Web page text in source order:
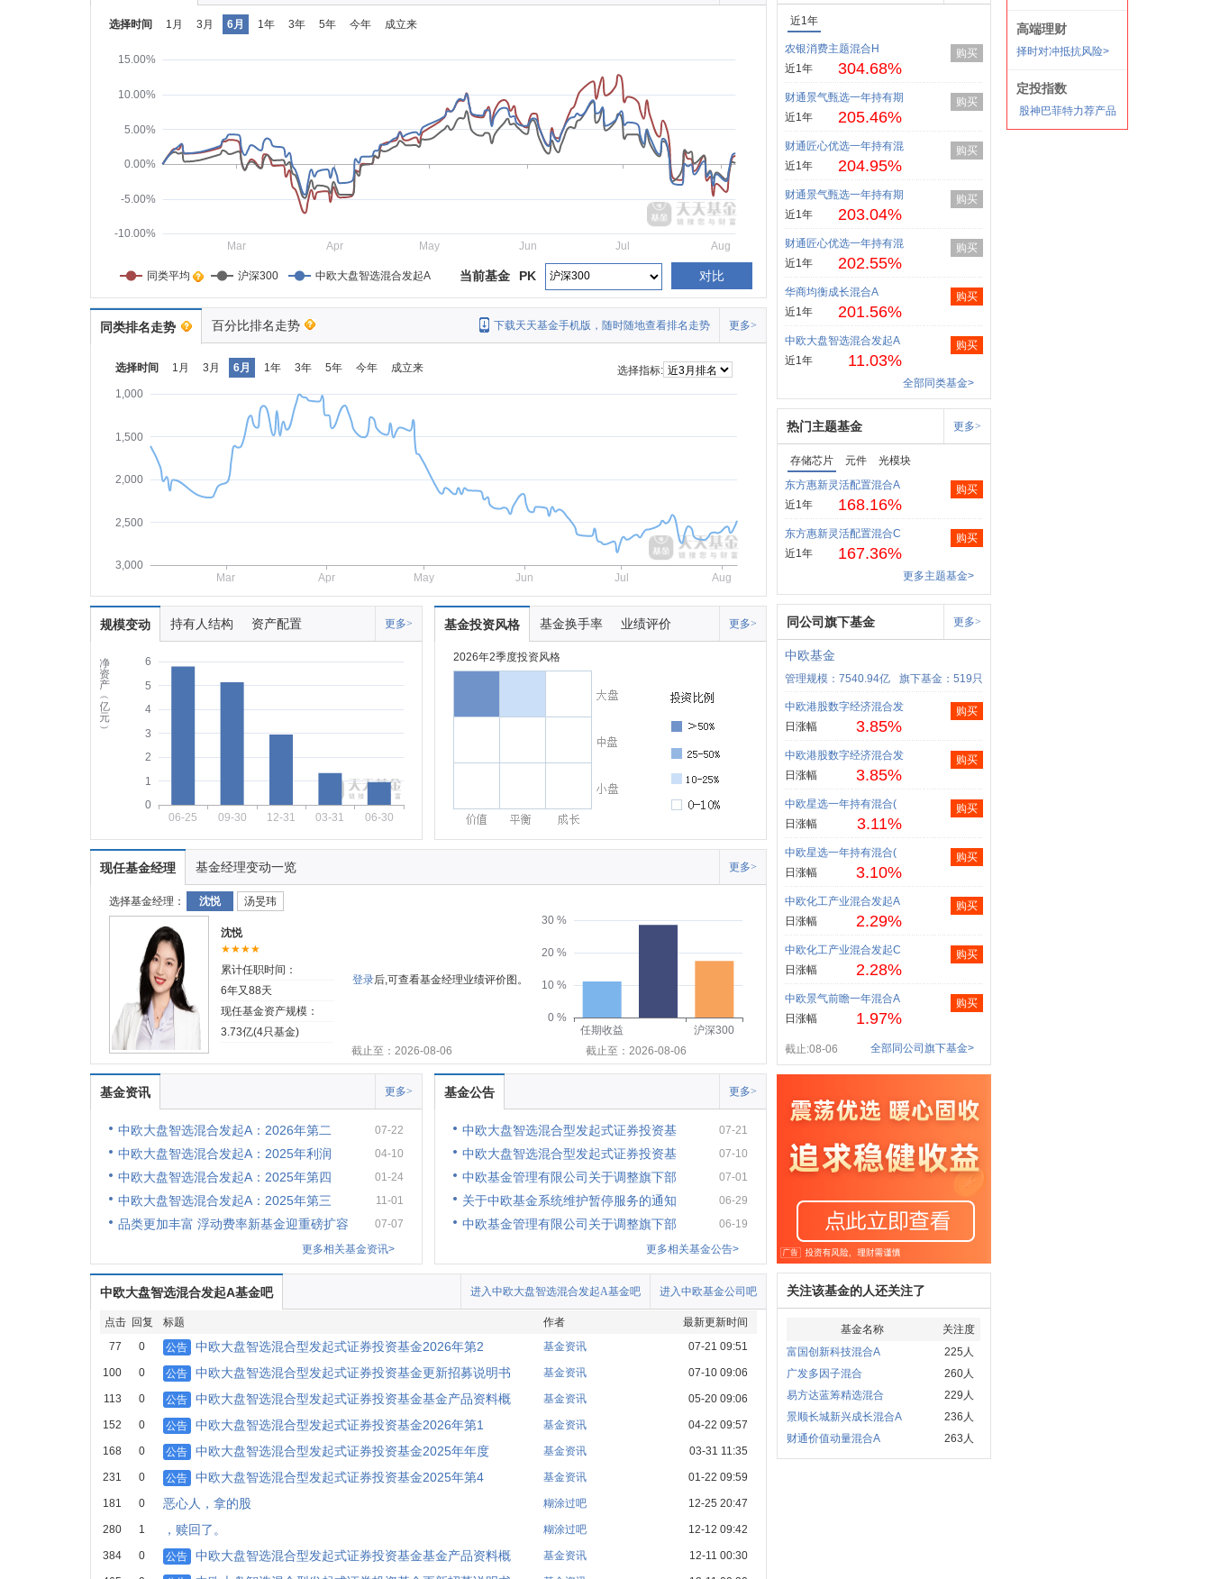
选择时间 1月 3月 6月 1年 3年 5年 今年 成立来
-10.00%
-5.00%
0.00%
5.00%
10.00%
15.00%
Mar Apr May Jun Jul Aug
同类平均 沪深300 中欧大盘智选混合发起A 对比
PK
当前基金
同类排名走势 百分比排名走势 更多>
下载天天基金手机版，随时随地查看排名走势
选择时间 1月 3月 6月 1年 3年 5年 今年 成立来
选择指标:
1,000
1,500
2,000
2,500
3,000
Mar
Apr May Jun Jul Aug
规模变动 持有人结构 资产配置 更多>
净
资
产
︵
亿
元
︶
0
1
2
3
4
5
6
06-25 09-30 12-31 03-31 06-30
基金投资风格 基金换手率 业绩评价 更多>
2026年2季度投资风格
现任基金经理 基金经理变动一览 更多>
选择基金经理： 沈悦 汤旻玮
沈悦
★★★★
累计任职时间：
6年又88天
现任基金资产规模：
3.73亿(4只基金)
登录后,可查看基金经理业绩评价图。
0 %
10 %
20 %
30 %
任期收益
沪深300
截止至：2026-08-06
截止至：2026-08-06
基金资讯 更多>
中欧大盘智选混合发起A：2026年第二 07-22
中欧大盘智选混合发起A：2025年利润 04-10
中欧大盘智选混合发起A：2025年第四 01-24
中欧大盘智选混合发起A：2025年第三 11-01
品类更加丰富 浮动费率新基金迎重磅扩容
07-07
更多相关基金资讯>
基金公告 更多>
中欧大盘智选混合型发起式证券投资基 07-21
中欧大盘智选混合型发起式证券投资基 07-10
中欧基金管理有限公司关于调整旗下部 07-01
关于中欧基金系统维护暂停服务的通知 06-29
中欧基金管理有限公司关于调整旗下部
06-19
更多相关基金公告>
中欧大盘智选混合发起A基金吧 进入中欧基金公司吧
进入中欧大盘智选混合发起A基金吧
点击 回复 标题 作者
最新更新时间
77
0 公告 中欧大盘智选混合型发起式证券投资基金2026年第2 基金资讯 07-21 09:51
100 0 公告 中欧大盘智选混合型发起式证券投资基金更新招募说明书 基金资讯 07-10 09:06
113 0 公告 中欧大盘智选混合型发起式证券投资基金基金产品资料概 基金资讯 05-20 09:06
152 0 公告 中欧大盘智选混合型发起式证券投资基金2026年第1 基金资讯 04-22 09:57
168 0 公告 中欧大盘智选混合型发起式证券投资基金2025年年度 基金资讯 03-31 11:35
231 0 公告 中欧大盘智选混合型发起式证券投资基金2025年第4 基金资讯 01-22 09:59
181 0 恶心人，拿的股 糊涂过吧 12-25 20:47
280 1 ，赎回了。 糊涂过吧 12-12 09:42
384 0 公告 中欧大盘智选混合型发起式证券投资基金基金产品资料概 基金资讯 12-11 00:30
近1年
农银消费主题混合H
近1年
304.68%
购买
财通景气甄选一年持有期
近1年
205.46%
购买
财通匠心优选一年持有混
近1年
204.95%
购买
财通景气甄选一年持有期
近1年
203.04%
购买
财通匠心优选一年持有混
近1年
202.55%
购买
华商均衡成长混合A
近1年
201.56%
购买
中欧大盘智选混合发起A
近1年
11.03%
购买
全部同类基金>
热门主题基金 更多>
存储芯片 元件
光模块
东方惠新灵活配置混合A
近1年
168.16%
购买
东方惠新灵活配置混合C
近1年
167.36%
购买
更多主题基金>
同公司旗下基金 更多>
中欧基金
管理规模：7540.94亿 旗下基金：519只
中欧港股数字经济混合发
日涨幅
3.85%
购买
中欧港股数字经济混合发
日涨幅
3.85%
购买
中欧星选一年持有混合(
日涨幅
3.11%
购买
中欧星选一年持有混合(
日涨幅
3.10%
购买
中欧化工产业混合发起A
日涨幅
2.29%
购买
中欧化工产业混合发起C
日涨幅
2.28%
购买
中欧景气前瞻一年混合A
日涨幅
1.97%
购买
截止:08-06 全部同公司旗下基金>
关注该基金的人还关注了
基金名称
关注度
富国创新科技混合A
225人
广发多因子混合
260人
易方达蓝筹精选混合
229人
景顺长城新兴成长混合A
236人
财通价值动量混合A
263人